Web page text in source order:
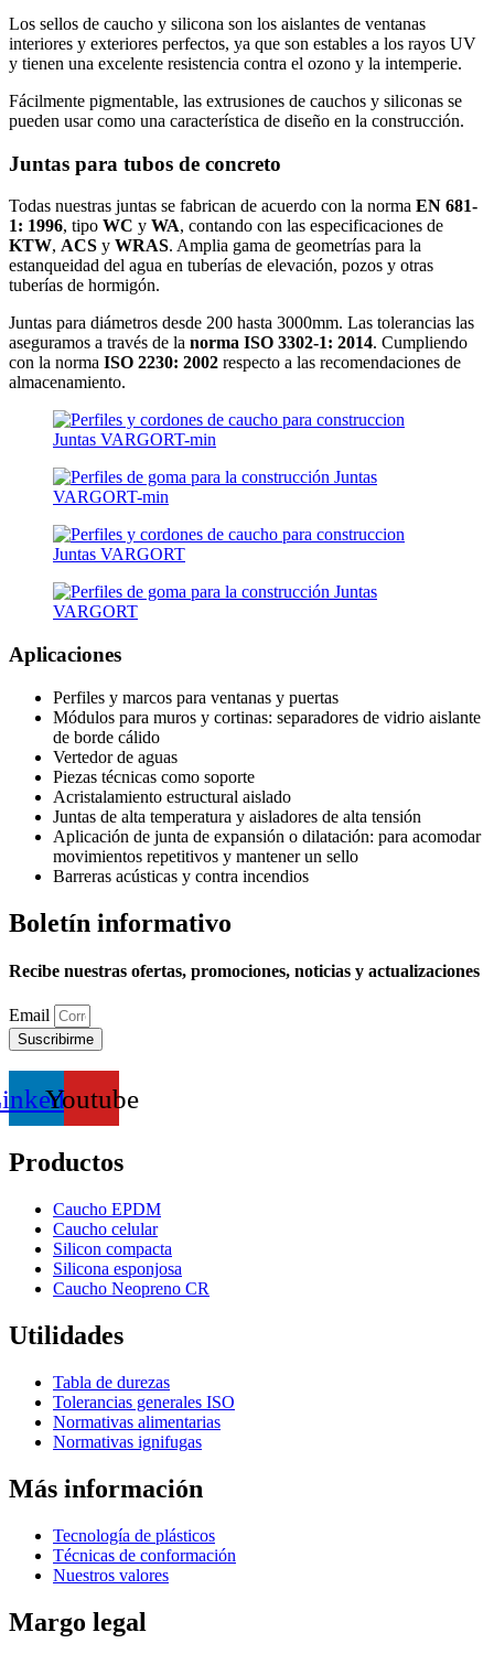
Los sellos de caucho y silicona son los aislantes de ventanas
interiores y exteriores perfectos, ya que son estables a los rayos UV
y tienen una excelente resistencia contra el ozono y la intemperie.
Fácilmente pigmentable, las extrusiones de cauchos y siliconas se
pueden usar como una característica de diseño en la construcción.
Juntas para tubos de concreto
Todas nuestras juntas se fabrican de acuerdo con la norma EN 681-
1: 1996, tipo WC y WA, contando con las especificaciones de
KTW, ACS y WRAS. Amplia gama de geometrías para la
estanqueidad del agua en tuberías de elevación, pozos y otras
tuberías de hormigón.
Juntas para diámetros desde 200 hasta 3000mm. Las tolerancias las
aseguramos a través de la norma ISO 3302-1: 2014. Cumpliendo
con la norma ISO 2230: 2002 respecto a las recomendaciones de
almacenamiento.
Aplicaciones
Perfiles y marcos para ventanas y puertas
Módulos para muros y cortinas: separadores de vidrio aislante
de borde cálido
Vertedor de aguas
Piezas técnicas como soporte
Acristalamiento estructural aislado
Juntas de alta temperatura y aisladores de alta tensión
Aplicación de junta de expansión o dilatación: para acomodar
movimientos repetitivos y mantener un sello
Barreras acústicas y contra incendios
Boletín informativo
Recibe nuestras ofertas, promociones, noticias y actualizaciones
Email
Suscribirme
Youtube
Productos
Caucho EPDM
Caucho celular
Silicon compacta
Silicona esponjosa
Caucho Neopreno CR
Utilidades
Tabla de durezas
Tolerancias generales ISO
Normativas alimentarias
Normativas ignifugas
Más información
Tecnología de plásticos
Técnicas de conformación
Nuestros valores
Margo legal